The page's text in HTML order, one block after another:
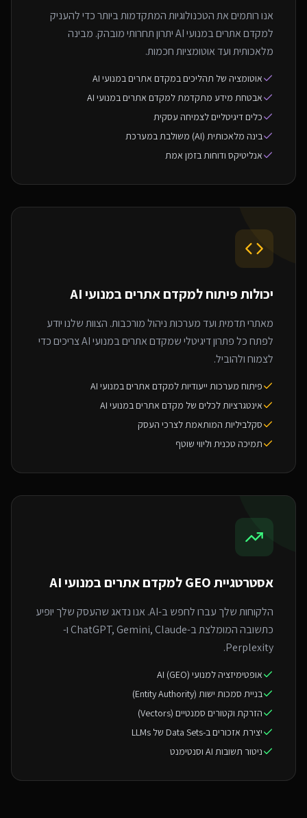
אנו רותמים את הטכנולוגיות המתקדמות ביותר כדי להעניק
למקדם אתרים במנועי AI יתרון תחרותי מובהק. מבינה
מלאכותית ועד אוטומציות חכמות.
אוטומציה של תהליכים במקדם אתרים במנועי AI
אבטחת מידע מתקדמת למקדם אתרים במנועי AI
כלים דיגיטליים לצמיחה עסקית
בינה מלאכותית (AI) משולבת במערכת
אנליטיקס ודוחות בזמן אמת
יכולות פיתוח למקדם אתרים במנועי AI
מאתרי תדמית ועד מערכות ניהול מורכבות. הצוות שלנו יודע
לפתח כל פתרון דיגיטלי שמקדם אתרים במנועי AI צריכים כדי
לצמוח ולהוביל.
פיתוח מערכות ייעודיות למקדם אתרים במנועי AI
אינטגרציות לכלים של מקדם אתרים במנועי AI
סקלביליות המותאמת לצרכי העסק
תמיכה טכנית וליווי שוטף
אסטרטגיית GEO ל מקדם אתרים במנועי AI
הלקוחות שלך עברו לחפש ב-AI. אנו נדאג שהעסק שלך יופיע
כתשובה המומלצת ב-ChatGPT, Gemini, Claude ו-
Perplexity.
אופטימיזציה למנועי AI (GEO)
בניית סמכות ישות (Entity Authority)
הזרקת וקטורים סמנטיים (Vectors)
יצירת אזכורים ב-Data Sets של LLMs
ניטור תשובות AI וסנטימנט